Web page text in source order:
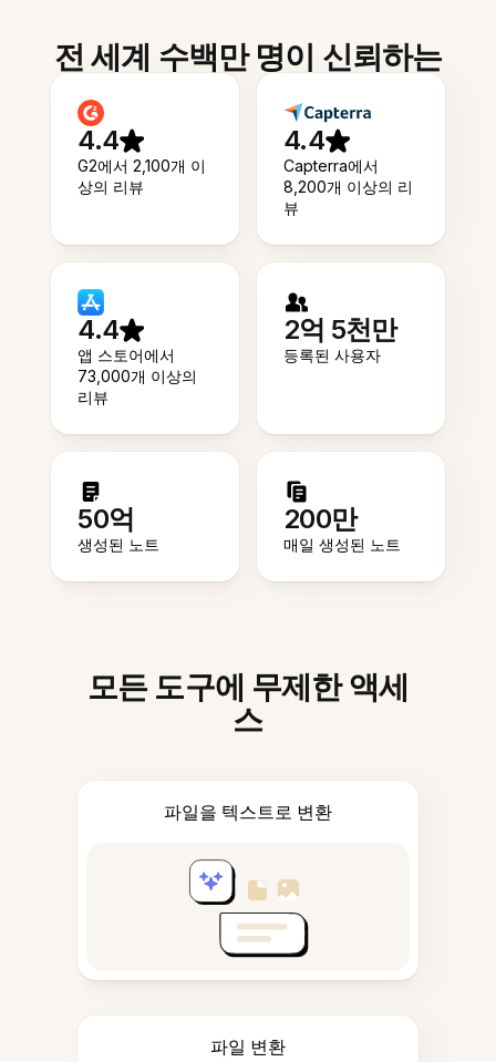
전 세계 수백만 명이 신뢰하는
4.4
G2에서 2,100개 이
상의 리뷰
4.4
Capterra에서
8,200개 이상의 리
뷰
4.4
앱 스토어에서
73,000개 이상의
리뷰
2억 5천만
등록된 사용자
50억
생성된 노트
200만
매일 생성된 노트
모든 도구에 무제한 액세
스
파일을 텍스트로 변환
파일 변환